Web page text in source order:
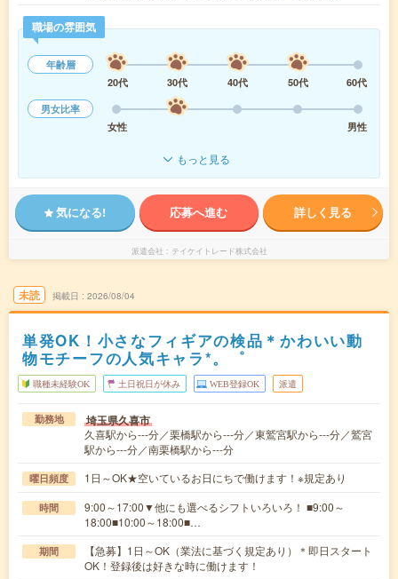
職場の雰囲気
年齢層
20代
30代 40代 50代
60代
男女比率
女性
男性
もっと見る
気になる! 応募へ進む 詳しく見る
派遣会社 テイケイトレード株式会社
未読 掲載日 2026/08/04
単発OK！小さなフィギアの検品＊かわいい動
物モチーフの人気キャラ*。゜
職種未経験OK 土日祝日が休み WEB登録OK 派遣
勤務地 埼玉県久喜市
久喜駅から---分／栗橋駅から---分／東鷲宮駅から---分／鷲宮
駅から---分／南栗橋駅から---分
曜日頻度 1日～OK★空いているお日にちで働けます！※規定あり
時間
9:00～17:00▼他にも選べるシフトいろいろ！ ■9:00～
18:00■10:00～18:00■…
期間
【急募】1日～OK（業法に基づく規定あり）＊即日スタート
OK！登録後は好きな時に働けます！